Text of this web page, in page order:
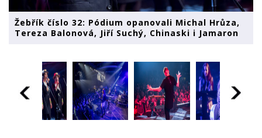
Žebřík číslo 32: Pódium opanovali Michal Hrůza,
Tereza Balonová, Jiří Suchý, Chinaski i Jamaron